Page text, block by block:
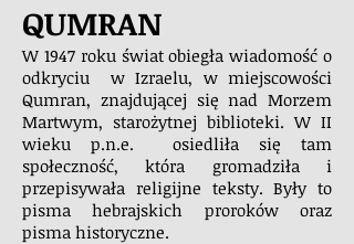
QUMRAN
W 1947 roku świat obiegła wiadomość o
odkryciu w Izraelu, w miejscowości
Qumran, znajdującej się nad Morzem
Martwym, starożytnej biblioteki. W II
wieku p.n.e. osiedliła się tam
społeczność, która gromadziła i
przepisywała religijne teksty. Były to
pisma hebrajskich proroków oraz
pisma historyczne.